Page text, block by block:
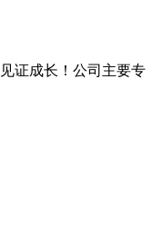
证成长！公司主要专